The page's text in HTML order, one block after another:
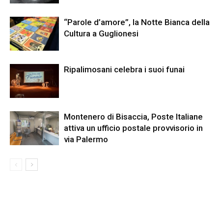
“Parole d’amore”, la Notte Bianca della
Cultura a Guglionesi
Ripalimosani celebra i suoi funai
Montenero di Bisaccia, Poste Italiane
attiva un ufficio postale provvisorio in
via Palermo